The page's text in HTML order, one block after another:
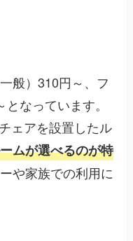
般）310円～、フ
なっています。
ェアを設置したル
ムが選べるのが特
や家族での利用に